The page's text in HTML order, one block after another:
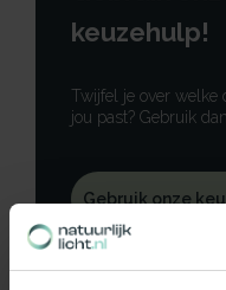
keuzehulp!
Twijfel je over welke
jou past? Gebruik
Gebruik onze